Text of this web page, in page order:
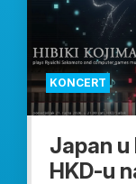
KONCERT
Japan u
HKD-u